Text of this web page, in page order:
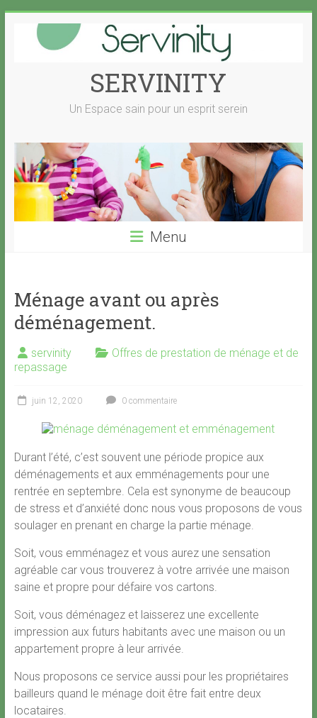
content
SERVINITY
Un Espace sain pour un esprit serein
Menu
Ménage avant ou après
déménagement.
servinity
Offres de prestation de ménage et de
repassage
juin 12, 2020 0 commentaire
Durant l’été, c’est souvent une période propice aux
déménagements et aux emménagements pour une
rentrée en septembre. Cela est synonyme de beaucoup
de stress et d’anxiété donc nous vous proposons de vous
soulager en prenant en charge la partie ménage.
Soit, vous emménagez et vous aurez une sensation
agréable car vous trouverez à votre arrivée une maison
saine et propre pour défaire vos cartons.
Soit, vous déménagez et laisserez une excellente
impression aux futurs habitants avec une maison ou un
appartement propre à leur arrivée.
Nous proposons ce service aussi pour les propriétaires
bailleurs quand le ménage doit être fait entre deux
locataires.